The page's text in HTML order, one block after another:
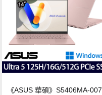
《ASUS 華碩》S5406MA-007